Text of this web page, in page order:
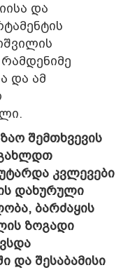
და
და ამ
შემთხვევის
გახლდთ
კვლევები
დახურული
ბარძაყის
ზოგადი
და შესაბამისი